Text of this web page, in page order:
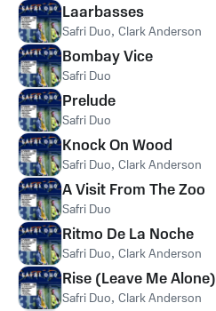
Laarbasses
Safri Duo, Clark Anderson
Bombay Vice
Safri Duo
Prelude
Safri Duo
Knock On Wood
Safri Duo, Clark Anderson
A Visit From The Zoo
Safri Duo
Ritmo De La Noche
Safri Duo, Clark Anderson
Rise (Leave Me Alone)
Safri Duo, Clark Anderson